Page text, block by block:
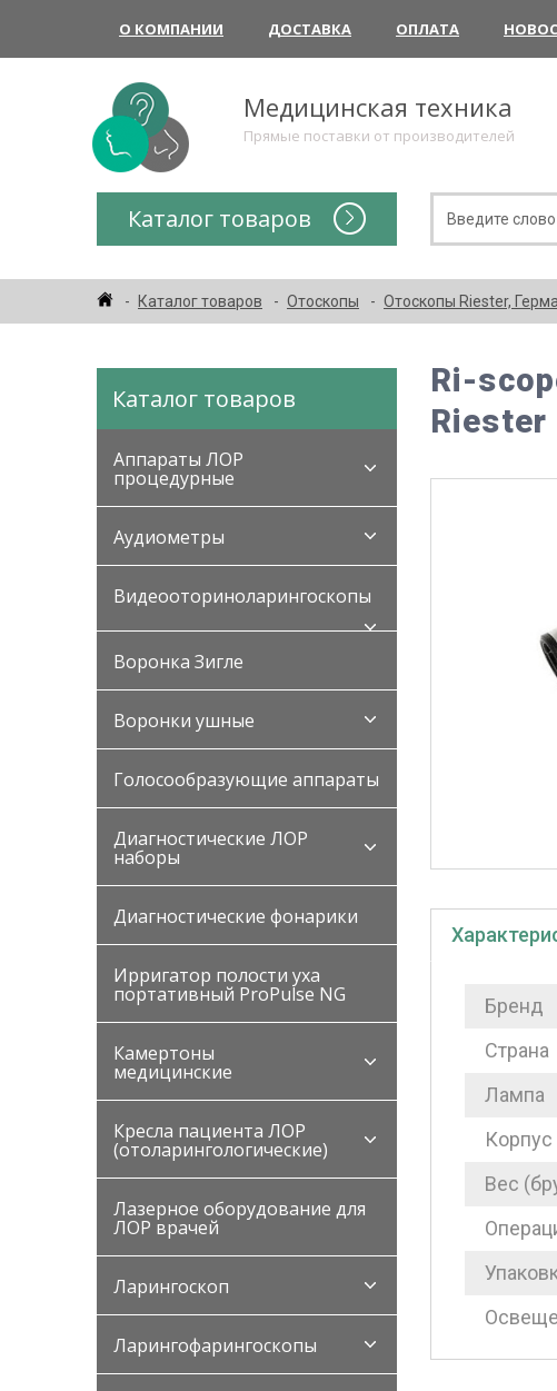
О КОМПАНИИ ДОСТАВКА ОПЛАТА
Медицинская техника
Прямые поставки от производителей
Каталог товаров
Каталог товаров Отоскопы Отоскопы Riester,
Каталог товаров
Аппараты ЛОР
процедурные
Аудиометры
Видеооториноларингоскопы
Воронка Зигле
Воронки ушные
Голосообразующие аппараты
Диагностические ЛОР
наборы
Диагностические фонарики
Ирригатор полости уха
портативный ProPulse NG
Камертоны
медицинские
Кресла пациента ЛОР
(отоларингологические)
Лазерное оборудование для
ЛОР врачей
Ларингоскоп
Ларингофарингоскопы
Ri-
Riester
Бренд
Страна
Лампа
Корпус
Вес